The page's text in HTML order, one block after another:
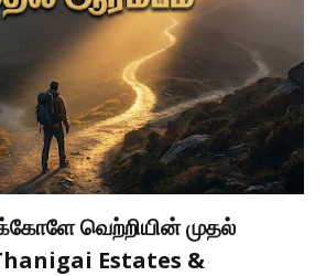
வெற்றியின் முதல்
Estates &